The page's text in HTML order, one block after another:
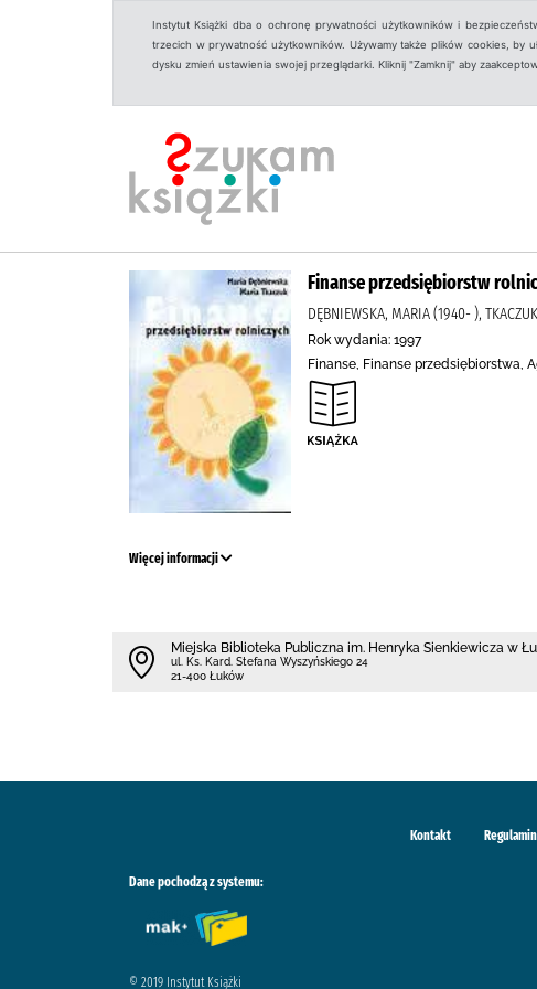
Instytut Książki dba o ochronę prywatności użytkowników i
trzecich w prywatność użytkowników. Używamy także plików cookies, by
dysku zmień ustawienia swojej przeglądarki. Kliknij "Zamknij" aby
Finanse przedsiębiorstw
DĘBNIEWSKA, MARIA (1940- ),
Rok wydania: 1997
Finanse, Finanse przedsiębiorstwa,
Więcej informacji
Miejska Biblioteka Publiczna im. Henryka Sienkiewicza w
ul. Ks. Kard. Stefana Wyszyńskiego 24
21-400 Łuków
Kontakt Regulamin
Dane pochodzą z systemu:
© 2019 Instytut Książki